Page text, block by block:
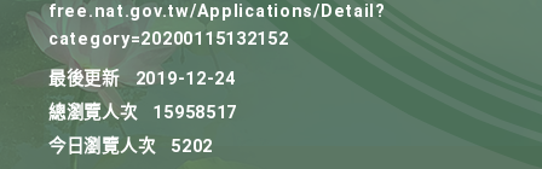
free.nat.gov.tw/Applications/Detail?
category=20200115132152
最後更新
2019-12-24
總瀏覽人次
15958517
今日瀏覽人次
5202